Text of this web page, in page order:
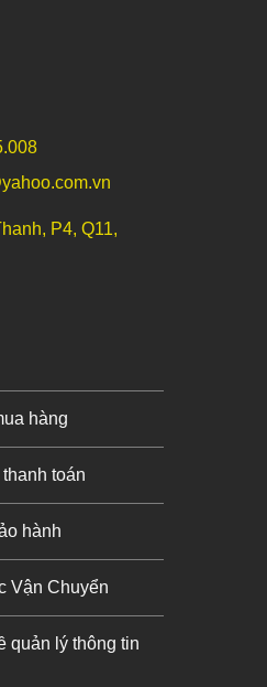
P4, Q11,
hàng
toán
hành
Vận Chuyển
quản lý thông tin